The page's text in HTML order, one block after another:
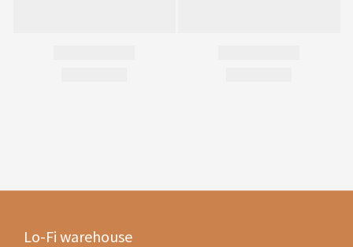
Lo-Fi warehouse